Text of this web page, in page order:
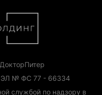
ЭЛ № ФС 77 - 66334
службой по надзору в